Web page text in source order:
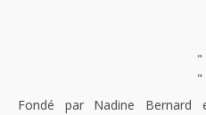
"
"
Fondé par Nadine Bernard